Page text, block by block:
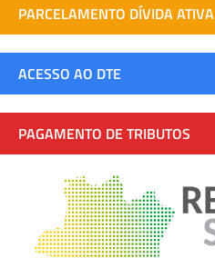
PARCELAMENTO DÍVIDA ATIVA
ACESSO AO DTE
PAGAMENTO DE TRIBUTOS